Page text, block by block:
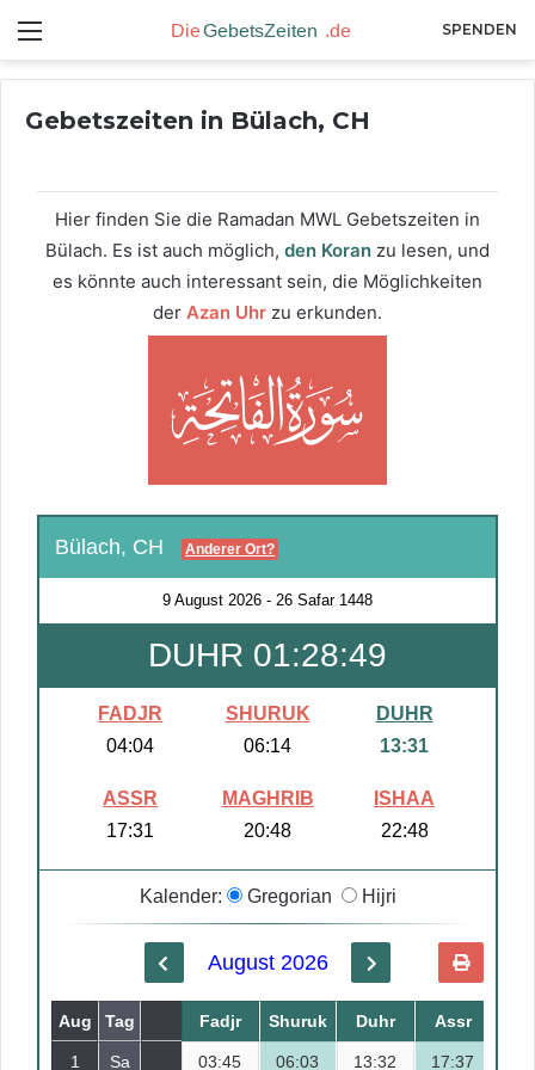
SPENDEN
Gebetszeiten in Bülach, CH
Hier finden Sie die Ramadan MWL Gebetszeiten in
Bülach. Es ist auch möglich, den Koran zu lesen, und
es könnte auch interessant sein, die Möglichkeiten
der Azan Uhr zu erkunden.
Bülach, CH Anderer Ort?
9 August 2026 - 26 Safar 1448
DUHR 01:28:48
FADJR
04:04
SHURUK
06:14
DUHR
13:31
ASSR
17:31
MAGHRIB
20:48
ISHAA
22:48
Kalender: Gregorian Hijri
August 2026
Aug Tag Safar
1 Sa 18
Fadjr Shuruk Duhr Assr
03:45 06:03 13:32 17:37